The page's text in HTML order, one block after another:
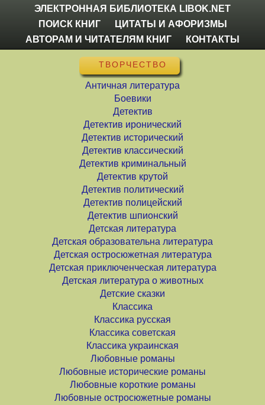
ЭЛЕКТРОННАЯ БИБЛИОТЕКА LIBOK.NET
ПОИСК КНИГ
ЦИТАТЫ И АФОРИЗМЫ
АВТОРАМ И ЧИТАТЕЛЯМ КНИГ
КОНТАКТЫ
ТВОРЧЕСТВО
Античная литература
Боевики
Детектив
Детектив иронический
Детектив исторический
Детектив классический
Детектив криминальный
Детектив крутой
Детектив политический
Детектив полицейский
Детектив шпионский
Детская литература
Детская образовательна литература
Детская остросюжетная литература
Детская приключенческая литература
Детская литература о животных
Детские сказки
Классика
Классика русская
Классика советская
Классика украинская
Любовные романы
Любовные исторические романы
Любовные короткие романы
Любовные остросюжетные романы